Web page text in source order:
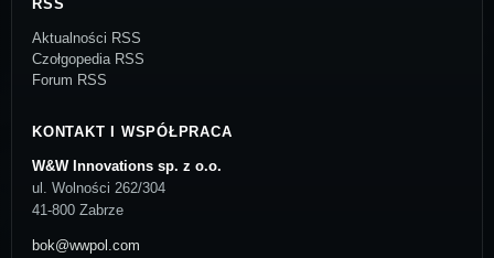
RSS
Aktualności RSS
Czołgopedia RSS
Forum RSS
KONTAKT I WSPÓŁPRACA
W&W Innovations sp. z o.o.
ul. Wolności 262/304
41-800 Zabrze
bok@wwpol.com